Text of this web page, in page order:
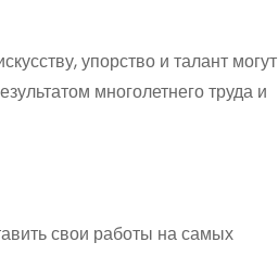
упорство и талант могут
многолетнего труда и
свои работы на самых